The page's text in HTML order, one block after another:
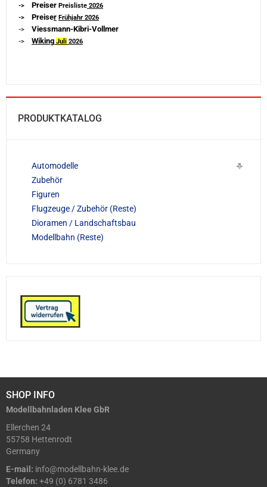
-> Preiser Preisliste 2026
-> Preiser Frühjahr 2026
-> Viessmann-Kibri-Vollmer
-> Wiking Juli 2026
PRODUKTKATALOG
Automodelle
Zubehör
Figuren
Flugzeuge / Zubehör (Reste)
Dioramen / Landschaftsbau
Modellbahn (Reste)
SHOP INFO
Modellbahnladen Klee GbR
Ellerchen 24
55758 Hettenrodt
Germany
E-mail: info@modellbahn-klee.de
Telefon: +49 (0) 6781 3486